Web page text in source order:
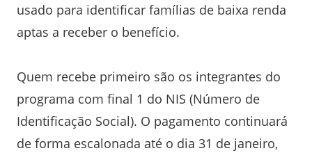
usado para identificar famílias de baixa renda
aptas a receber o benefício.
Quem recebe primeiro são os integrantes do
programa com final 1 do NIS (Número de
Identificação Social). O pagamento continuará
de forma escalonada até o dia 31 de janeiro,